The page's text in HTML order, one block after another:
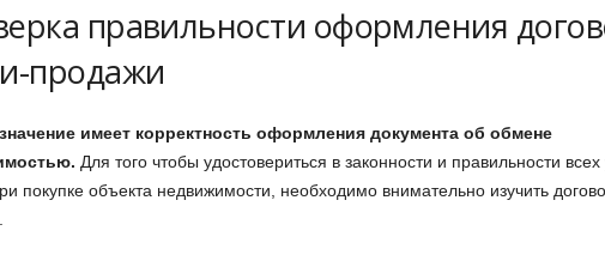
правильности оформления
продажи
имеет корректность оформления документа об обмене
Для того чтобы удостовериться в законности и правильности всех
покупке объекта недвижимости, необходимо внимательно изучить